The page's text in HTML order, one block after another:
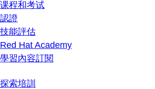
课程和考试
認證
技能評估
Red Hat Academy
學習內容訂閱
探索培訓